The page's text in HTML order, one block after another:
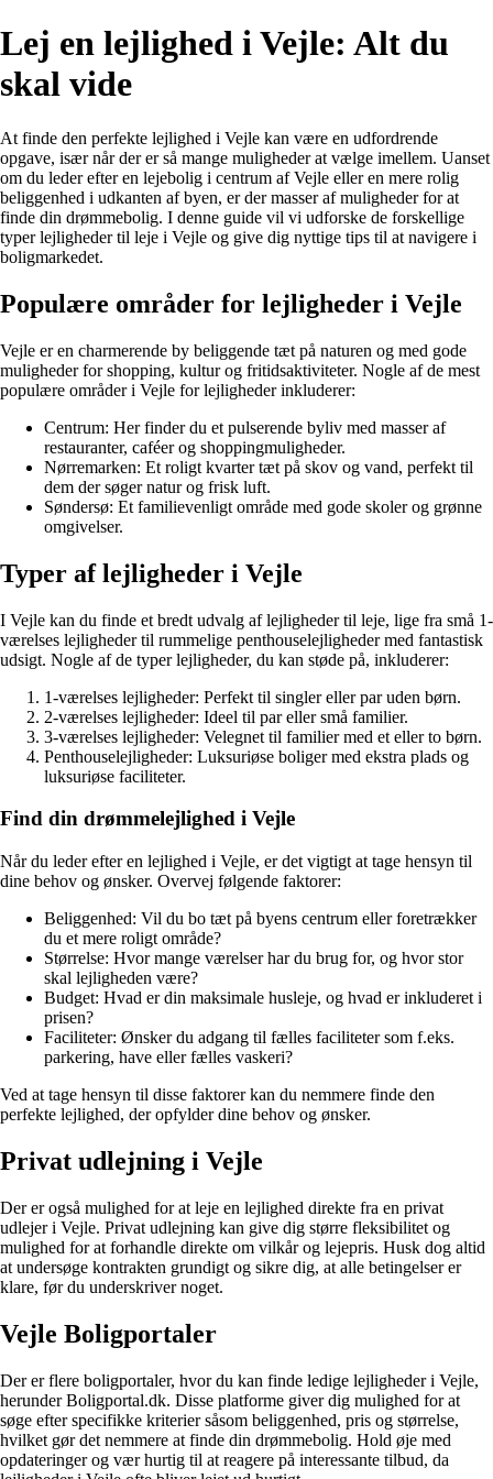
Lej en lejlighed i Vejle: Alt du
skal vide
At finde den perfekte lejlighed i Vejle kan være en udfordrende
opgave, især når der er så mange muligheder at vælge imellem. Uanset
om du leder efter en lejebolig i centrum af Vejle eller en mere rolig
beliggenhed i udkanten af byen, er der masser af muligheder for at
finde din drømmebolig. I denne guide vil vi udforske de forskellige
typer lejligheder til leje i Vejle og give dig nyttige tips til at navigere i
boligmarkedet.
Populære områder for lejligheder i Vejle
Vejle er en charmerende by beliggende tæt på naturen og med gode
muligheder for shopping, kultur og fritidsaktiviteter. Nogle af de mest
populære områder i Vejle for lejligheder inkluderer:
Centrum: Her finder du et pulserende byliv med masser af
restauranter, caféer og shoppingmuligheder.
Nørremarken: Et roligt kvarter tæt på skov og vand, perfekt til
dem der søger natur og frisk luft.
Søndersø: Et familievenligt område med gode skoler og grønne
omgivelser.
Typer af lejligheder i Vejle
I Vejle kan du finde et bredt udvalg af lejligheder til leje, lige fra små 1-
værelses lejligheder til rummelige penthouselejligheder med fantastisk
udsigt. Nogle af de typer lejligheder, du kan støde på, inkluderer:
1-værelses lejligheder: Perfekt til singler eller par uden børn.
2-værelses lejligheder: Ideel til par eller små familier.
3-værelses lejligheder: Velegnet til familier med et eller to børn.
Penthouselejligheder: Luksuriøse boliger med ekstra plads og
luksuriøse faciliteter.
Find din drømmelejlighed i Vejle
Når du leder efter en lejlighed i Vejle, er det vigtigt at tage hensyn til
dine behov og ønsker. Overvej følgende faktorer:
Beliggenhed: Vil du bo tæt på byens centrum eller foretrækker
du et mere roligt område?
Størrelse: Hvor mange værelser har du brug for, og hvor stor
skal lejligheden være?
Budget: Hvad er din maksimale husleje, og hvad er inkluderet i
prisen?
Faciliteter: Ønsker du adgang til fælles faciliteter som f.eks.
parkering, have eller fælles vaskeri?
Ved at tage hensyn til disse faktorer kan du nemmere finde den
perfekte lejlighed, der opfylder dine behov og ønsker.
Privat udlejning i Vejle
Der er også mulighed for at leje en lejlighed direkte fra en privat
udlejer i Vejle. Privat udlejning kan give dig større fleksibilitet og
mulighed for at forhandle direkte om vilkår og lejepris. Husk dog altid
at undersøge kontrakten grundigt og sikre dig, at alle betingelser er
klare, før du underskriver noget.
Vejle Boligportaler
Der er flere boligportaler, hvor du kan finde ledige lejligheder i Vejle,
herunder Boligportal.dk. Disse platforme giver dig mulighed for at
søge efter specifikke kriterier såsom beliggenhed, pris og størrelse,
hvilket gør det nemmere at finde din drømmebolig. Hold øje med
opdateringer og vær hurtig til at reagere på interessante tilbud, da